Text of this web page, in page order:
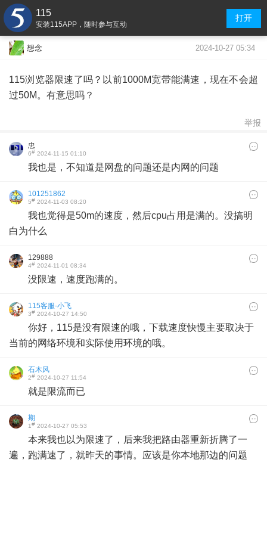
115
安装115APP，随时参与互动
打开
想念 2024-10-27 05:34
115浏览器限速了吗？以前1000M宽带能满速，现在不会超
过50M。有意思吗？
举报
忠
6# 2024-11-15 01:10
我也是，不知道是网盘的问题还是内网的问题
101251862
5# 2024-11-03 08:20
我也觉得是50m的速度，然后cpu占用是满的。没搞明
白为什么
129888
4# 2024-11-01 08:34
没限速，速度跑满的。
115客服-小飞
3# 2024-10-27 14:50
你好，115是没有限速的哦，下载速度快慢主要取决于
当前的网络环境和实际使用环境的哦。
石木风
2# 2024-10-27 11:54
就是限流而已
期
1# 2024-10-27 05:53
本来我也以为限速了，后来我把路由器重新折腾了一
遍，跑满速了，就昨天的事情。应该是你本地那边的问题